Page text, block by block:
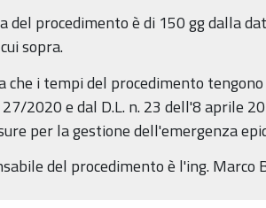
del procedimento è di 150 gg dalla
sopra.
che i tempi del procedimento
27/2020 e dal D.L. n. 23 dell'8 aprile
per la gestione dell'emergenza
del procedimento è l'ing. Marco